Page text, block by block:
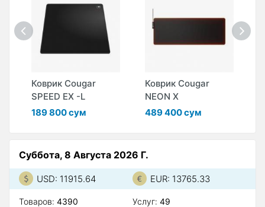
Коврик Cougar
SPEED EX -L
189 800 сум
Коврик Cougar
NEON X
489 400 сум
Суббота, 8 Августа 2026 Г.
USD: 11915.64 EUR: 13765.33
Товаров: 4390
Услуг: 49